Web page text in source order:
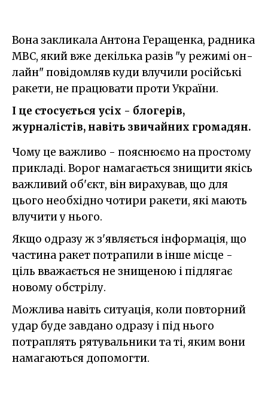
Вона закликала Антона Геращенка, радника
МВС, який вже декілька разів "у режимі он-
лайн" повідомляв куди влучили російські
ракети, не працювати проти України.
І це стосується усіх - блогерів,
журналістів, навіть звичайних громадян.
Чому це важливо - пояснюємо на простому
прикладі. Ворог намагається знищити якісь
важливий об'єкт, він вирахував, що для
цього необхідно чотири ракети, які мають
влучити у нього.
Якщо одразу ж з'являється інформація, що
частина ракет потрапили в інше місце -
ціль вважається не знищеною і підлягає
новому обстрілу.
Можлива навіть ситуація, коли повторний
удар буде завдано одразу і під нього
потраплять рятувальники та ті, яким вони
намагаються допомогти.